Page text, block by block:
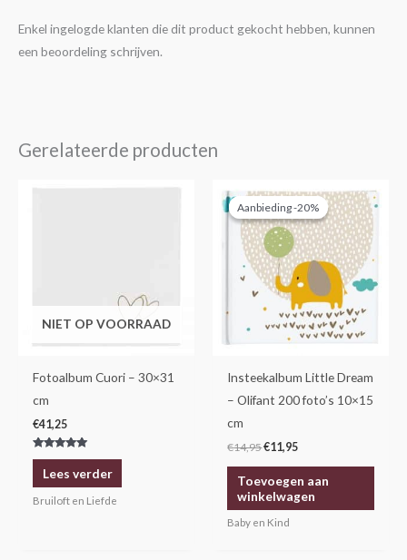
Enkel ingelogde klanten die dit product gekocht hebben, kunnen
een beoordeling schrijven.
Gerelateerde producten
NIET OP VOORRAAD
Fotoalbum Cuori – 30×31
cm
€41,25
Gewaardeerd
5.00
uit 5Lees verder
Bruiloft en Liefde
Aanbieding -20%
Aanbieding -20%
Insteekalbum Little Dream
– Olifant 200 foto’s 10×15
cm
€14,95
prijs
was:
€14,95.
€11,95
prijs
is:
€11,95.
Toevoegen aan
winkelwagen
Baby en Kind